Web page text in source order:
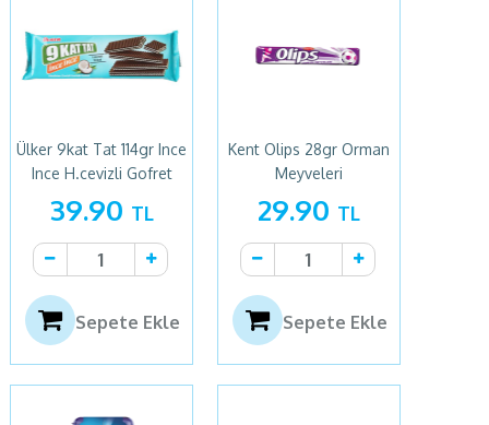
Ülker 9kat Tat 114gr Ince
Ince H.cevizli Gofret
39.90 TL
Sepete Ekle
Kent Olips 28gr Orman
Meyveleri
29.90 TL
Sepete Ekle